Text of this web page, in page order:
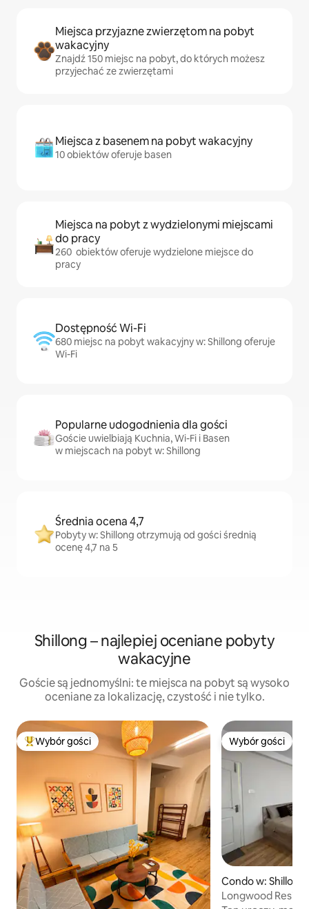
Miejsca przyjazne zwierzętom na pobyt
wakacyjny
Znajdź 150 miejsc na pobyt, do których możesz
przyjechać ze zwierzętami
Miejsca z basenem na pobyt wakacyjny
10 obiektów oferuje basen
Miejsca na pobyt z wydzielonymi miejscami
do pracy
260 obiektów oferuje wydzielone miejsce do
pracy
Dostępność Wi-Fi
680 miejsc na pobyt wakacyjny w: Shillong oferuje
Wi-Fi
Popularne udogodnienia dla gości
Goście uwielbiają Kuchnia, Wi-Fi i Basen
w miejscach na pobyt w: Shillong
Średnia ocena 4,7
Pobyty w: Shillong otrzymują od gości średnią
ocenę 4,7 na 5
Shillong – najlepiej oceniane pobyty
wakacyjne
Goście są jednomyślni: te miejsca na pobyt są wysoko
oceniane za lokalizację, czystość i nie tylko.
Najpopularniejsze z kategorii Wybór gości
Wybór gości Wybór gości
Wybór gości
Condo w: Shillong
Longwood